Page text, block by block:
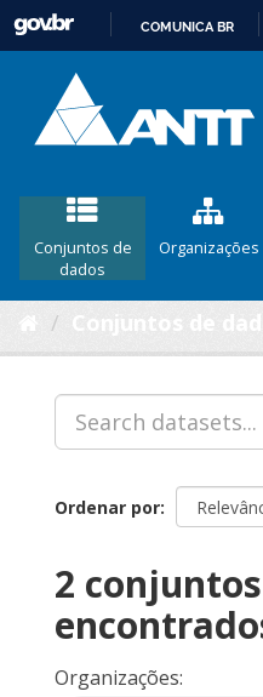
COMUNICA BR
Conjuntos de
dados
Organizações
Ordenar por
2
Organizações: